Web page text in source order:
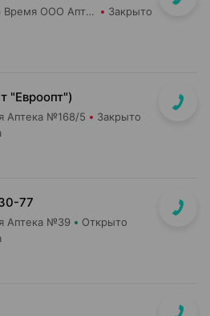
Планета Здоровья Доктор Время ООО Аптека №41 Закрыто
"Евроопт")
Аптека №168/5 Закрыто
77
Аптека №39 Открыто